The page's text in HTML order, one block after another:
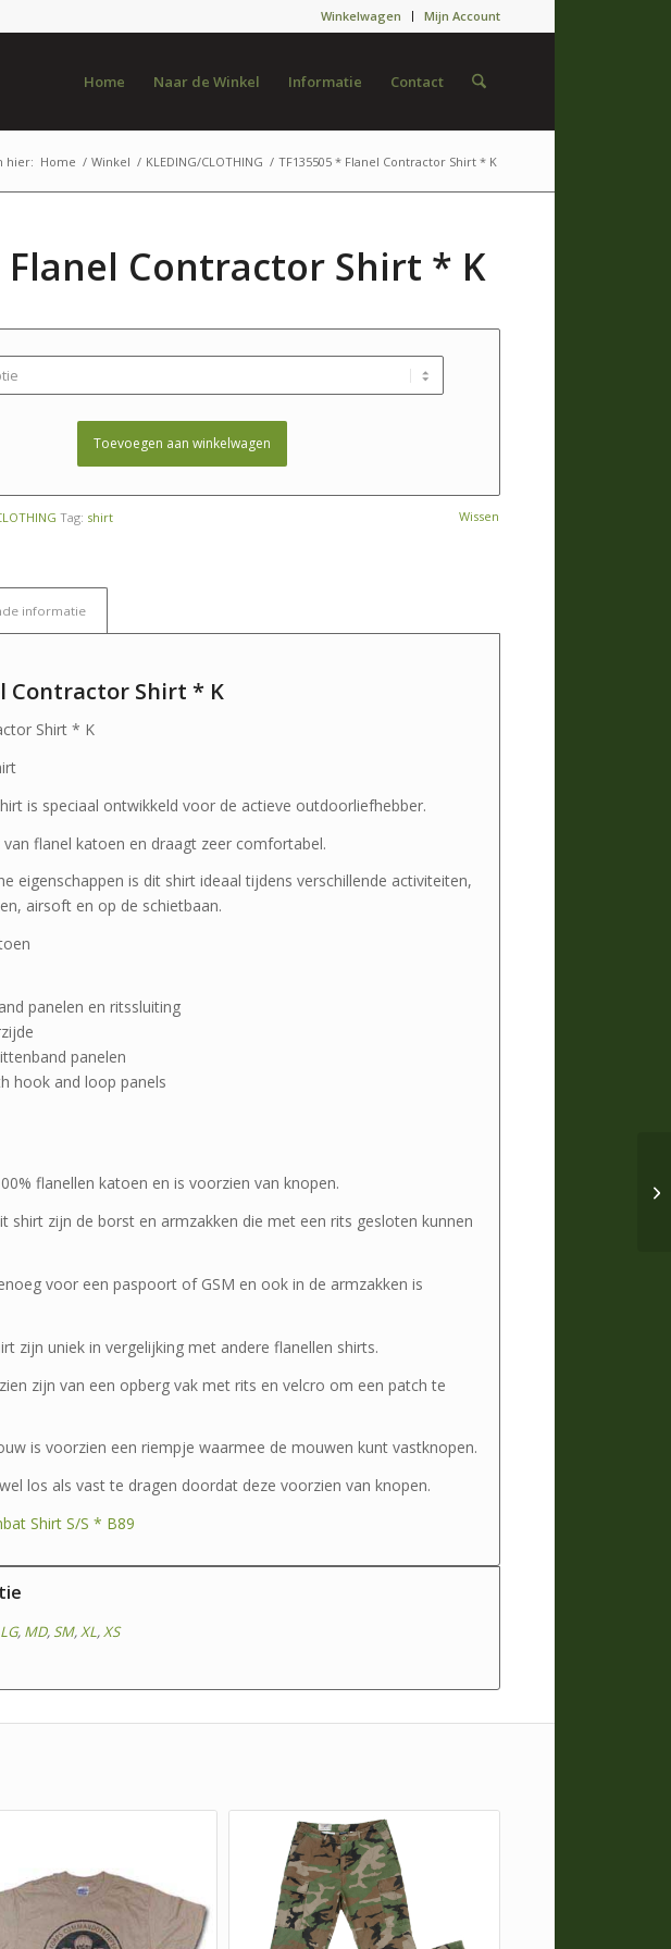
Winkelwagen Mijn Account
Home Naar de Winkel Informatie Contact
hier: Home / Winkel / KLEDING/CLOTHING / TF135505 * Flanel Contractor Shirt * K
Flanel Contractor Shirt * K
Wissen
Toevoegen aan winkelwagen
Tag: shirt
informatie
Contractor Shirt * K
Shirt * K
is speciaal ontwikkeld voor de actieve outdoorliefhebber.
flanel katoen en draagt zeer comfortabel.
eigenschappen is dit shirt ideaal tijdens verschillende activiteiten,
airsoft en op de schietbaan.
panelen en ritssluiting
panelen
hook and loop panels
flanellen katoen en is voorzien van knopen.
shirt zijn de borst en armzakken die met een rits gesloten kunnen
voor een paspoort of GSM en ook in de armzakken is
zijn uniek in vergelijking met andere flanellen shirts.
zijn van een opberg vak met rits en velcro om een patch te
is voorzien een riempje waarmee de mouwen kunt vastknopen.
los als vast te dragen doordat deze voorzien van knopen.
Shirt S/S * B89
LG, MD,SM,XL,XS